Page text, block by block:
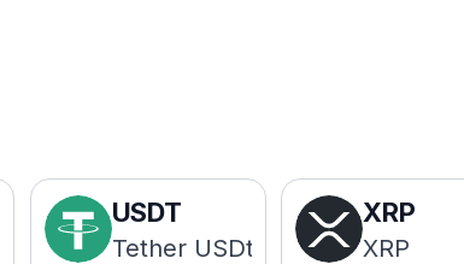
USDT
Tether USDt
XRP
XRP